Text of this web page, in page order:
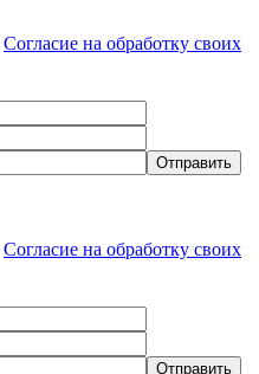
Согласие на обработку своих
Согласие на обработку своих